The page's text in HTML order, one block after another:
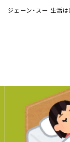
お知らせ
イベント・
YouTube
会社情報
ジェーン・スー 生活は